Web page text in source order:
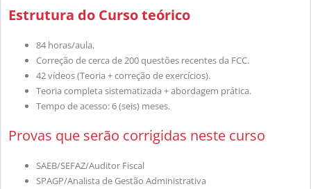
Estrutura do Curso teórico
84 horas/aula.
Correção de cerca de 200 questões recentes da FCC.
42 vídeos (Teoria + correção de exercícios).
Teoria completa sistematizada + abordagem prática.
Tempo de acesso: 6 (seis) meses.
Provas que serão corrigidas neste curso
SAEB/SEFAZ/Auditor Fiscal
SPAGP/Analista de Gestão Administrativa